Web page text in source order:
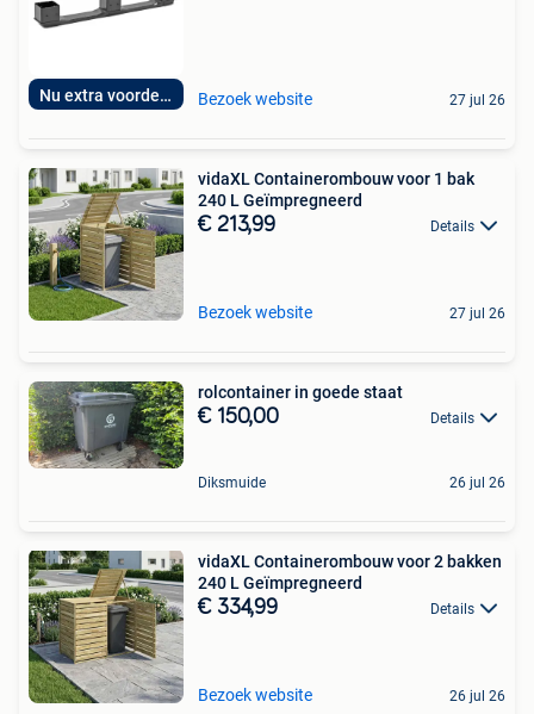
Nu extra voordelig Bezoek website 27 jul 26
vidaXL Containerombouw voor 1 bak
240 L Geïmpregneerd
€ 213,99 Details
Bezoek website 27 jul 26
rolcontainer in goede staat
€ 150,00 Details
Diksmuide 26 jul 26
vidaXL Containerombouw voor 2 bakken
240 L Geïmpregneerd
€ 334,99 Details
Bezoek website 26 jul 26